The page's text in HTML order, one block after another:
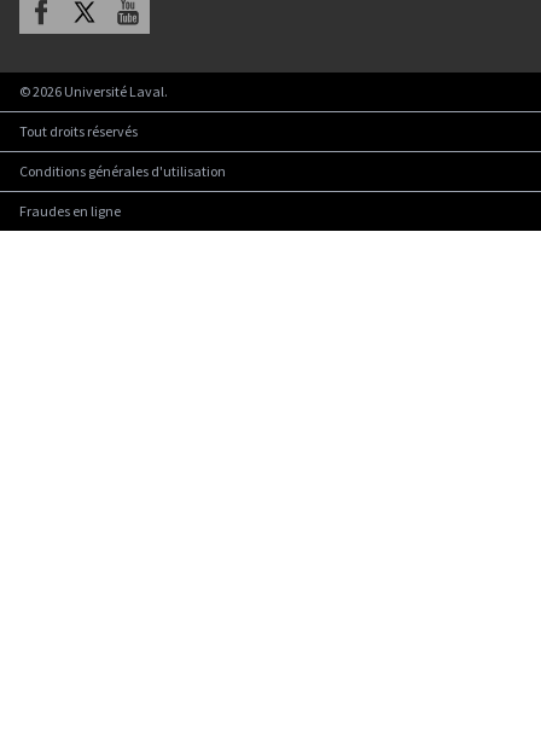
©2026 Université Laval.
Tout droits réservés
Conditions générales d'utilisation
Fraudes en ligne